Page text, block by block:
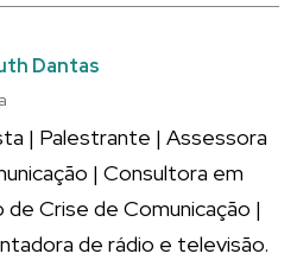
Dantas
| Palestrante | Assessora
| Consultora em
Crise de Comunicação |
de rádio e televisão.